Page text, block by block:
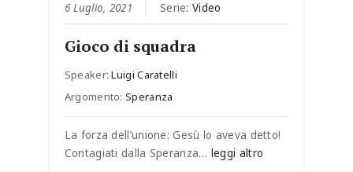
6 Luglio, 2021 Serie:Video
Gioco di squadra
Speaker:Luigi Caratelli
Argomento:Speranza
La forza dell’unione: Gesù lo aveva detto!
Contagiati dalla Speranza… leggi altro